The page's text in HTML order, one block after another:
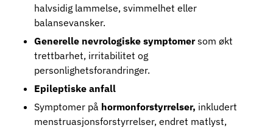
halvsidig lammelse, svimmelhet eller
balansevansker.
Generelle nevrologiske symptomersom økt
trettbarhet, irritabilitet og
personlighetsforandringer.
Epileptiske anfall
Symptomer på hormonforstyrrelser, inkludert
menstruasjonsforstyrrelser, endret matlyst,